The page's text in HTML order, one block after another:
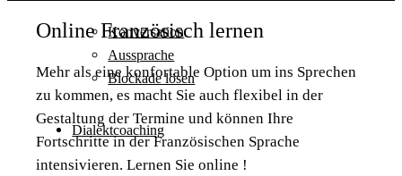
Konversation
Aussprache
Blockade lösen
Dialektcoaching
Online Französisch lernen
Mehr als eine konfortable Option um ins Sprechen
zu kommen, es macht Sie auch flexibel in der
Gestaltung der Termine und können Ihre
Fortschritte in der Französischen Sprache
intensivieren. Lernen Sie online !